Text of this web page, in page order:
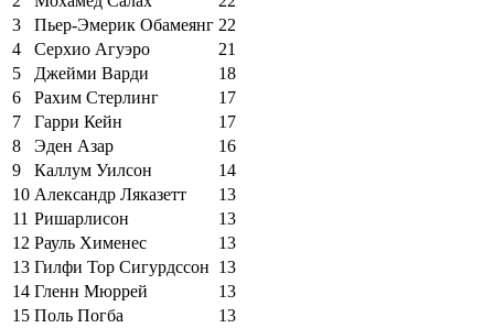
3
Пьер-Эмерик Обамеянг 22
4
Серхио Агуэро
21
5
Джейми Варди
18
6
Рахим Стерлинг
17
7
Гарри Кейн
17
8
Эден Азар
16
9
Каллум Уилсон
14
10 Александр Ляказетт
13
11 Ришарлисон
13
12 Рауль Хименес
13
13 Гилфи Тор Сигурдссон 13
14 Гленн Мюррей
13
15 Поль Погба 13